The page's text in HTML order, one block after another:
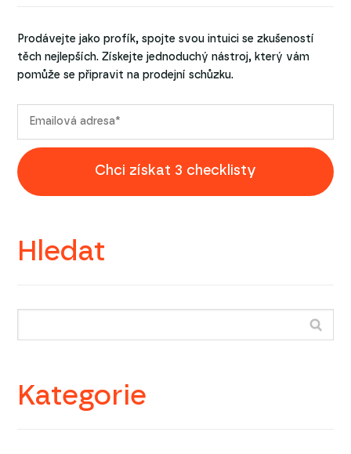
Prodávejte jako profík, spojte svou intuici se zkušeností
těch nejlepších. Získejte jednoduchý nástroj, který vám
pomůže se připravit na prodejní schůzku.
Chci získat 3 checklisty
Hledat
Kategorie